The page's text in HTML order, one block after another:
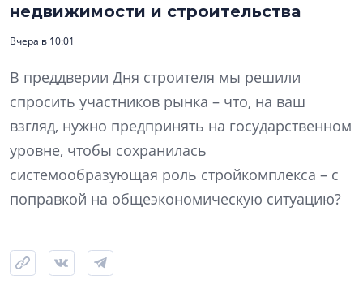
недвижимости и строительства
Вчера в 10:01
В преддверии Дня строителя мы решили
спросить участников рынка – что, на ваш
взгляд, нужно предпринять на государственном
уровне, чтобы сохранилась
системообразующая роль стройкомплекса – с
поправкой на общеэкономическую ситуацию?